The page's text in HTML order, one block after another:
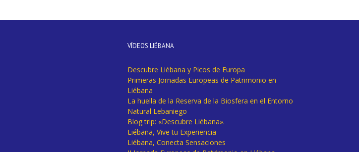
VÍDEOS LIÉBANA
Descubre Liébana y Picos de Europa
Primeras Jornadas Europeas de Patrimonio en
Liébana
La huella de la Reserva de la Biosfera en el Entorno
Natural Lebaniego
Blog trip: «Descubre Liébana».
Liébana, Vive tu Experiencia
Liébana, Conecta Sensaciones